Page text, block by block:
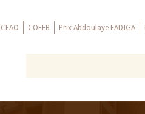
COFEB Prix Abdoulaye FADIGA